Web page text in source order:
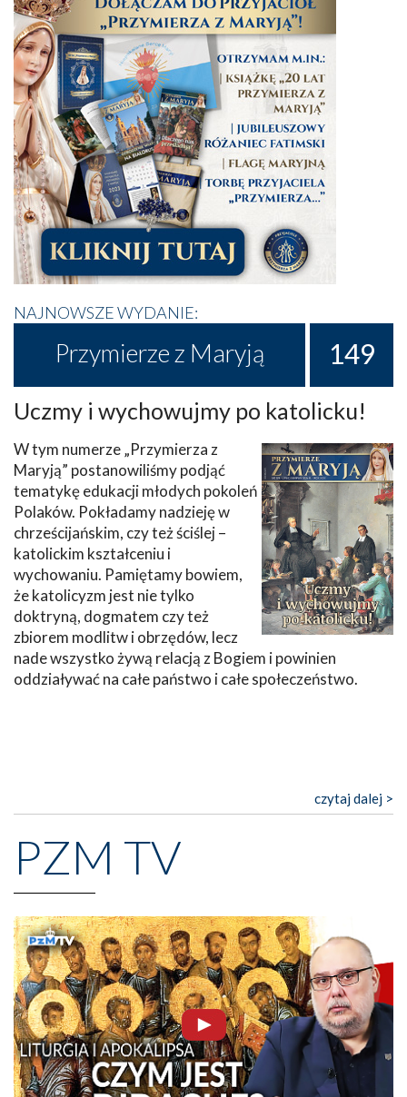
NAJNOWSZE WYDANIE:
Przymierze z Maryją 149
Uczmy i wychowujmy po katolicku!
W tym numerze „Przymierza z
Maryją” postanowiliśmy podjąć
tematykę edukacji młodych pokoleń
Polaków. Pokładamy nadzieję w
chrześcijańskim, czy też ściślej –
katolickim kształceniu i
wychowaniu. Pamiętamy bowiem,
że katolicyzm jest nie tylko
doktryną, dogmatem czy też
zbiorem modlitw i obrzędów, lecz
nade wszystko żywą relacją z Bogiem i powinien
oddziaływać na całe państwo i całe społeczeństwo.
czytaj dalej >
PZM TV